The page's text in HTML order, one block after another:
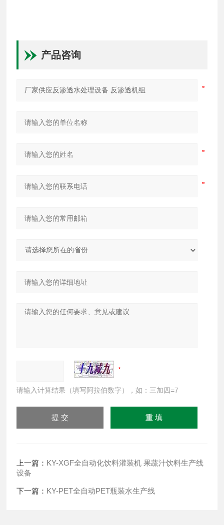
产品咨询
请输入计算结果（填写阿拉伯数字），如：三加四=7
上一篇： KY-XGF全自动化饮料灌装机 果蔬汁饮料生产线
设备
下一篇： KY-PET全自动PET瓶装水生产线